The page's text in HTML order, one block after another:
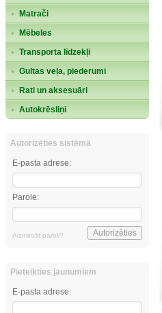
Matrači
Mēbeles
Transporta līdzekļi
Gultas veļa, piederumi
Rati un aksesuāri
Autokrēsliņi
Autorizēties sistēmā
E-pasta adrese:
Parole:
Aizmirsāt paroli?
Pieteikties jaunumiem
E-pasta adrese: